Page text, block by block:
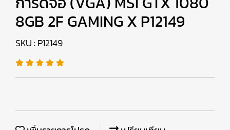
8GB 2F GAMING X P12149
SKU : P12149